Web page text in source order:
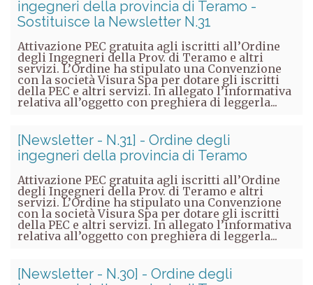
ingegneri della provincia di Teramo -
Sostituisce la Newsletter N.31
Attivazione PEC gratuita agli iscritti all’Ordine
degli Ingegneri della Prov. di Teramo e altri
servizi. L’Ordine ha stipulato una Convenzione
con la società Visura Spa per dotare gli iscritti
della PEC e altri servizi. In allegato l’informativa
relativa all’oggetto con preghiera di leggerla...
[Newsletter - N.31] - Ordine degli
ingegneri della provincia di Teramo
Attivazione PEC gratuita agli iscritti all’Ordine
degli Ingegneri della Prov. di Teramo e altri
servizi. L’Ordine ha stipulato una Convenzione
con la società Visura Spa per dotare gli iscritti
della PEC e altri servizi. In allegato l’informativa
relativa all’oggetto con preghiera di leggerla...
[Newsletter - N.30] - Ordine degli